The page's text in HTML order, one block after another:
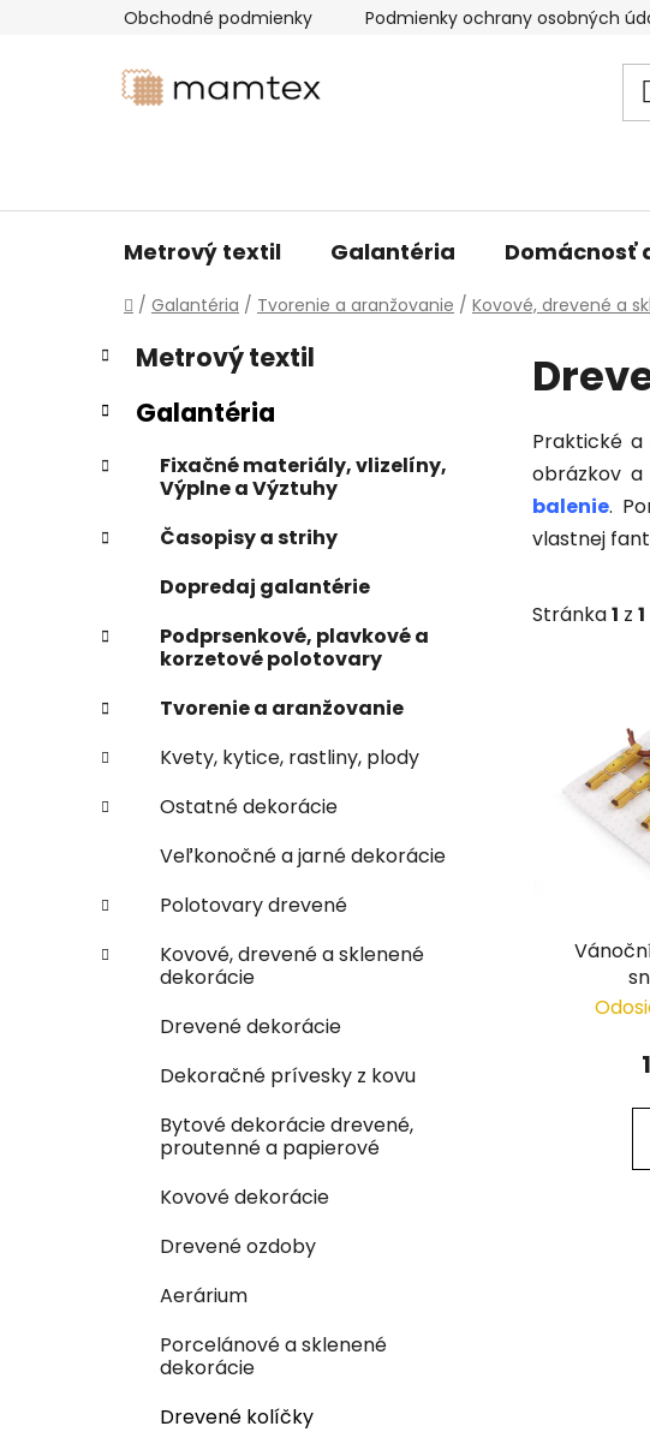
Obchodné podmienky Podmienky ochrany osobných
Metrový textil Galantéria Domácnosť
Domov
/ Galantéria / Tvorenie a aranžovanie / Kovové, drevené a
B
o
č
ý
a
l
Preskočiť
kategórie
K
a
t
e
ó
i
e
Metrový textil
Galantéria
Fixačné materiály, vlizelíny,
Výplne a Výztuhy
Časopisy a strihy
Dopredaj galantérie
Podprsenkové, plavkové a
korzetové polotovary
Tvorenie a aranžovanie
Kvety, kytice, rastliny, plody
Ostatné dekorácie
Veľkonočné a jarné dekorácie
Polotovary drevené
Kovové, drevené a sklenené
dekorácie
Drevené dekorácie
Dekoračné prívesky z kovu
Bytové dekorácie drevené,
proutenné a papierové
Kovové dekorácie
Drevené ozdoby
Aerárium
Porcelánové a sklenené
dekorácie
Drevené kolíčky
Praktické
obrázkov
balenie.
vlastnej
Stránka1 z 1